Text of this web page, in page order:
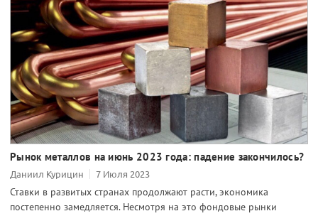
Рынок металлов на июнь 2023 года: падение закончилось?
Даниил Курицин 7 Июля 2023
Ставки в развитых странах продолжают расти, экономика
постепенно замедляется. Несмотря на это фондовые рынки